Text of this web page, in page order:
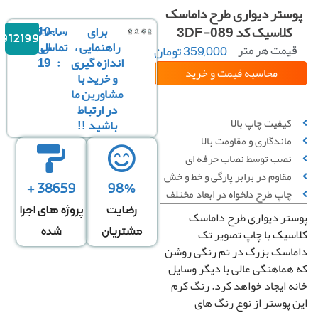
دیواری طرح داماسک
کلاسیک کد 3DF-089
قیمت هر متر
مربع : 359,000تومان
کیفیت چاپ بالا
ماندگاری و مقاومت بالا
نصب توسط نصاب حرفه ای
مقاوم در برابر پارگی و خط‌ و خش
چاپ طرح دلخواه در ابعاد مختلف
محاسبه قیمتو خرید
عرض
دیوار
*
ارتفاع
دیوار
در عرض کشیدگی در ارتفاع
دیواری طرح داماسک
با چاپ تصویر تک
بزرگ در تم رنگی روشن
عالی با دیگر وسایل
ایجاد خواهد کرد. رنگ کرم
پوستر از نوع رنگ های
برای
راهنمایی ،
اندازه گیری
و خرید با
مشاورین ما
در ارتباط
باشید !!
ساعت
تماس
:
10
الی
19
09121996816
98%
رضایت
مشتریان
38659 +
پروژه های اجرا